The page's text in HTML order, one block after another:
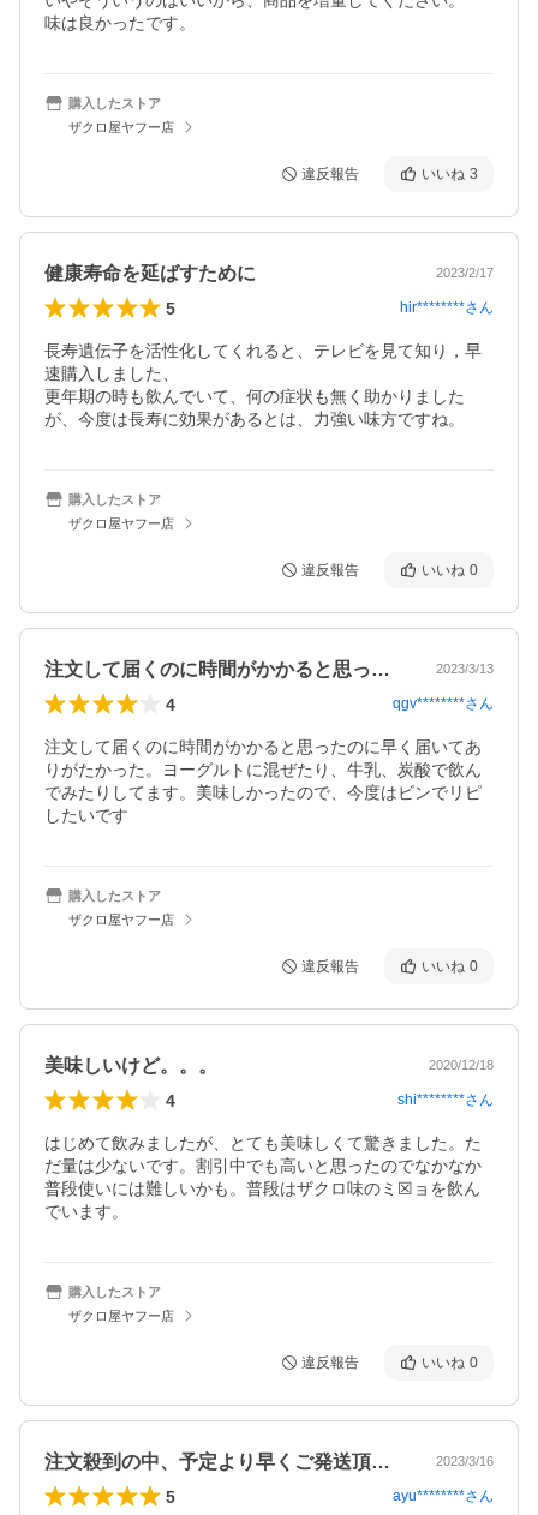
味は良かったです。
購入したストア
ザクロ屋ヤフー店
違反報告 いいね 3
健康寿命を延ばすために 2023/2/17
5 hir********さん
長寿遺伝子を活性化してくれると、テレビを見て知り，早
速購入しました、
更年期の時も飲んでいて、何の症状も無く助かりました
が、今度は長寿に効果があるとは、力強い味方ですね。
購入したストア
ザクロ屋ヤフー店
違反報告 いいね 0
注文して届くのに時間がかかると思ったの… 2023/3/13
4 qgv********さん
注文して届くのに時間がかかると思ったのに早く届いてあ
りがたかった。ヨーグルトに混ぜたり、牛乳、炭酸で飲ん
でみたりしてます。美味しかったので、今度はビンでリピ
購入したストア
ザクロ屋ヤフー店
違反報告 いいね 0
美味しいけど。。。 2020/12/18
4 shi********さん
はじめて飲みましたが、とても美味しくて驚きました。た
だ量は少ないです。割引中でも高いと思ったのでなかなか
普段使いには難しいかも。普段はザクロ味のミ☒ョを飲ん
でいます。
購入したストア
ザクロ屋ヤフー店
違反報告 いいね 0
注文殺到の中、予定より早くご発送頂きま… 2023/3/16
5 ayu********さん